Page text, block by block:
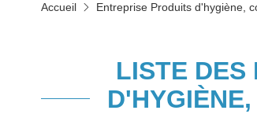
Accueil Entreprise Produits d'hygiène,
LISTE DES